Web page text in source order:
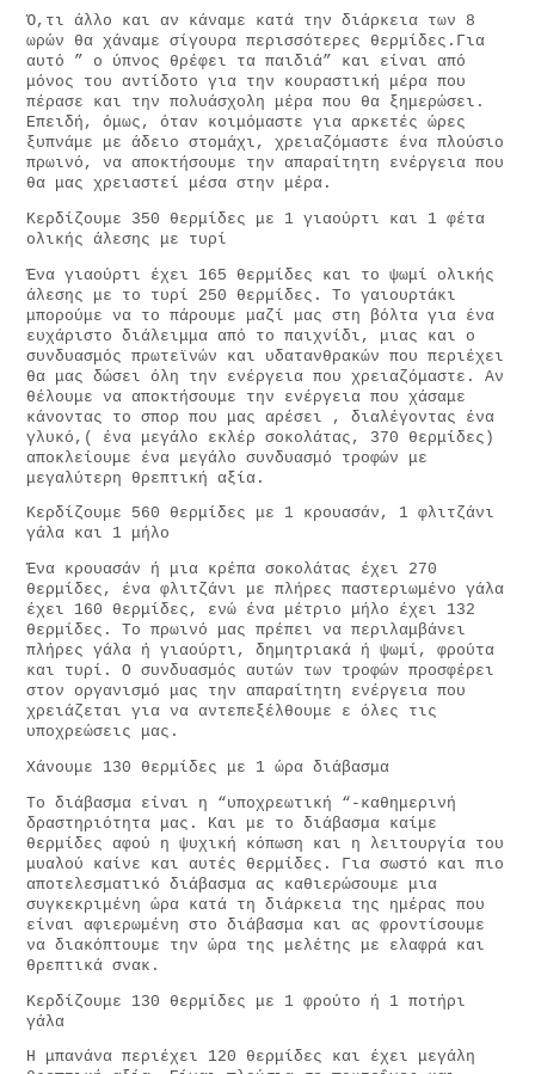
Ό,τι άλλο και αν κάναμε κατά την διάρκεια των 8
ωρών θα χάναμε σίγουρα περισσότερες θερμίδες.Για
αυτό ” ο ύπνος θρέφει τα παιδιά” και είναι από
μόνος του αντίδοτο για την κουραστική μέρα που
πέρασε και την πολυάσχολη μέρα που θα ξημερώσει.
Επειδή, όμως, όταν κοιμόμαστε για αρκετές ώρες
ξυπνάμε με άδειο στομάχι, χρειαζόμαστε ένα πλούσιο
πρωινό, να αποκτήσουμε την απαραίτητη ενέργεια που
θα μας χρειαστεί μέσα στην μέρα.
Κερδίζουμε 350 θερμίδες με 1 γιαούρτι και 1 φέτα
ολικής άλεσης με τυρί
Ένα γιαούρτι έχει 165 θερμίδες και το ψωμί ολικής
άλεσης με το τυρί 250 θερμίδες. Το γαιουρτάκι
μπορούμε να το πάρουμε μαζί μας στη βόλτα για ένα
ευχάριστο διάλειμμα από το παιχνίδι, μιας και ο
συνδυασμός πρωτεϊνών και υδατανθρακών που περιέχει
θα μας δώσει όλη την ενέργεια που χρειαζόμαστε. Αν
θέλουμε να αποκτήσουμε την ενέργεια που χάσαμε
κάνοντας το σπορ που μας αρέσει , διαλέγοντας ένα
γλυκό,( ένα μεγάλο εκλέρ σοκολάτας, 370 θερμίδες)
αποκλείουμε ένα μεγάλο συνδυασμό τροφών με
μεγαλύτερη θρεπτική αξία.
Κερδίζουμε 560 θερμίδες με 1 κρουασάν, 1 φλιτζάνι
γάλα και 1 μήλο
Ένα κρουασάν ή μια κρέπα σοκολάτας έχει 270
θερμίδες, ένα φλιτζάνι με πλήρες παστεριωμένο γάλα
έχει 160 θερμίδες, ενώ ένα μέτριο μήλο έχει 132
θερμίδες. Το πρωινό μας πρέπει να περιλαμβάνει
πλήρες γάλα ή γιαούρτι, δημητριακά ή ψωμί, φρούτα
και τυρί. Ο συνδυασμός αυτών των τροφών προσφέρει
στον οργανισμό μας την απαραίτητη ενέργεια που
χρειάζεται για να αντεπεξέλθουμε ε όλες τις
υποχρεώσεις μας.
Χάνουμε 130 θερμίδες με 1 ώρα διάβασμα
Το διάβασμα είναι η “υποχρεωτική “-καθημερινή
δραστηριότητα μας. Και με το διάβασμα καίμε
θερμίδες αφού η ψυχική κόπωση και η λειτουργία του
μυαλού καίνε και αυτές θερμίδες. Για σωστό και πιο
αποτελεσματικό διάβασμα ας καθιερώσουμε μια
συγκεκριμένη ώρα κατά τη διάρκεια της ημέρας που
είναι αφιερωμένη στο διάβασμα και ας φροντίσουμε
να διακόπτουμε την ώρα της μελέτης με ελαφρά και
θρεπτικά σνακ.
Κερδίζουμε 130 θερμίδες με 1 φρούτο ή 1 ποτήρι
γάλα
Η μπανάνα περιέχει 120 θερμίδες και έχει μεγάλη